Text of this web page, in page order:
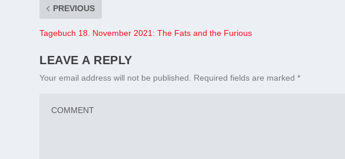
PREVIOUS
Tagebuch 18. November 2021: The Fats and the Furious
LEAVE A REPLY
Your email address will not be published. Required fields are marked*